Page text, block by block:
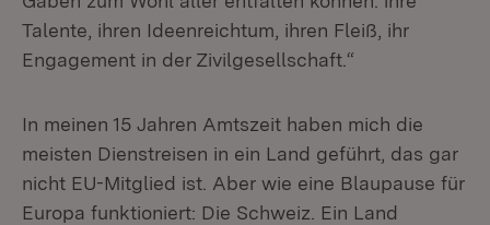
Talente, ihren Ideenreichtum, ihren Fleiß, ihr
Engagement in der Zivilgesellschaft.“
In meinen 15 Jahren Amtszeit haben mich die
meisten Dienstreisen in ein Land geführt, das gar
nicht EU-Mitglied ist. Aber wie eine Blaupause für
Europa funktioniert: Die Schweiz. Ein Land